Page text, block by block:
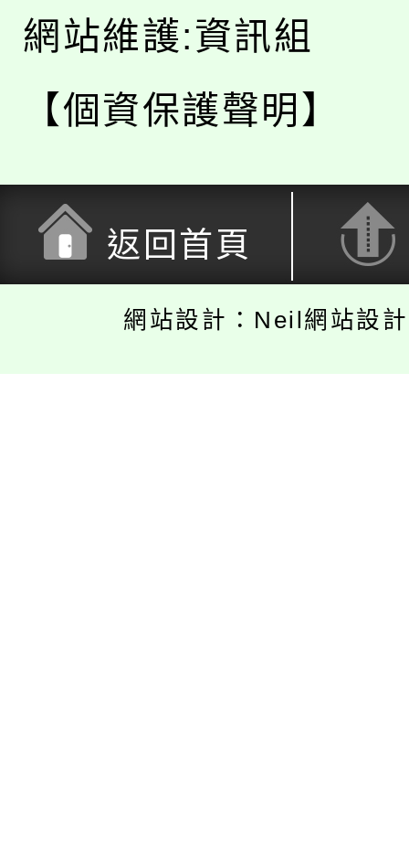
網站維護:資訊組
【個資保護聲明】
返回首頁
網站設計：Neil網站設